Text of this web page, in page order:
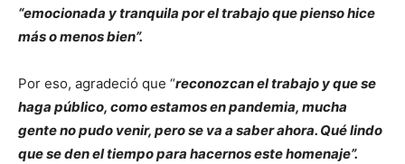
“emocionada y tranquila por el trabajo que pienso hice
más o menos bien”.
Por eso, agradeció que “reconozcan el trabajo y que se
haga público, como estamos en pandemia, mucha
gente no pudo venir, pero se va a saber ahora. Qué lindo
que se den el tiempo para hacernos este homenaje”.